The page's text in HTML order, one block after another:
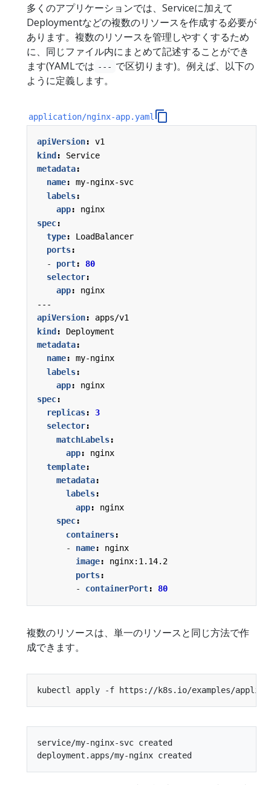
多くのアプリケーションでは、Serviceに加えて
Deploymentなどの複数のリソースを作成する必要が
あります。複数のリソースを管理しやすくするため
に、同じファイル内にまとめて記述することができ
ます(YAMLでは --- で区切ります)。例えば、以下の
ように定義します。
application/nginx-app.yaml
apiVersion:
v1
kind:
Service
metadata:
name:
my-nginx-svc
labels:
app:
nginx
spec:
type:
LoadBalancer
ports:
- port:
80
selector:
app:
nginx
---
apiVersion:
apps/v1
kind :
Deployment
metadata:
name:
my-nginx
labels:
app:
nginx
spec:
replicas:
3
selector:
matchLabels:
app:
nginx
template:
metadata:
labels:
app:
nginx
spec:
containers:
- name:
nginx
image:
nginx:1.14.2
ports:
- containerPort: 80
複数のリソースは、単一のリソースと同じ方法で作
成できます。
service/my-nginx-svc created